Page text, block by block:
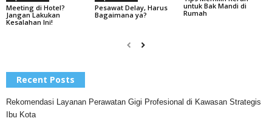
Meeting di Hotel?
Jangan Lakukan
Kesalahan Ini!
Pesawat Delay, Harus
Bagaimana ya?
untuk Bak Mandi di
Rumah
Recent Posts
Rekomendasi Layanan Perawatan Gigi Profesional di Kawasan Strategis
Ibu Kota